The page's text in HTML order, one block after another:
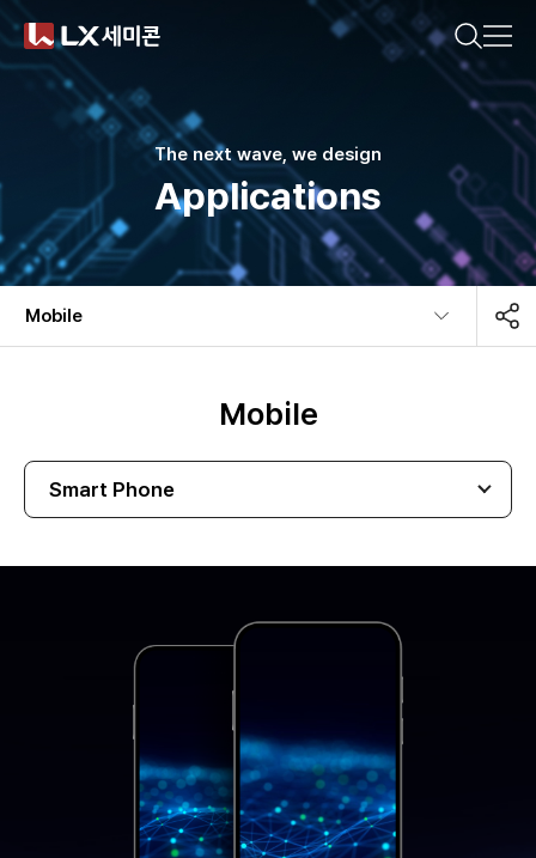
KRENCN(简体)CN(繁體)
제품소개
지속가능경영
궁금한 내용을 검색해보세요.
추천 검색어
#DDI
#Timing Controller
#Motor IC
#방열기판
The next wave, we design
Applications
Mobile​
Mobile
Smart Phone